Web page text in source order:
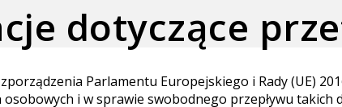
dotyczące
Parlamentu Europejskiego i Rady (UE)
i w sprawie swobodnego przepływu